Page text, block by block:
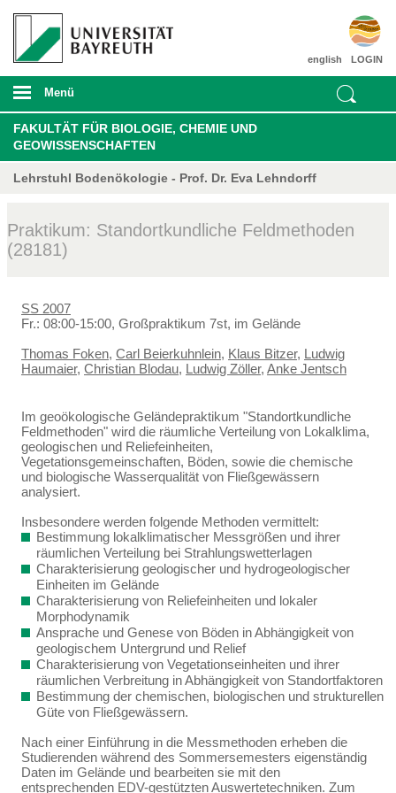
LOGIN
english
Menü
FAKULTÄT FÜR BIOLOGIE, CHEMIE UND
GEOWISSENSCHAFTEN
Lehrstuhl Bodenökologie - Prof. Dr. Eva Lehndorff
Praktikum: Standortkundliche Feldmethoden
(28181)
SS 2007
Fr.: 08:00-15:00, Großpraktikum 7st, im Gelände
Thomas Foken, Carl Beierkuhnlein, Klaus Bitzer, Ludwig
Haumaier, Christian Blodau, Ludwig Zöller, Anke Jentsch
Im geoökologische Geländepraktikum "Standortkundliche
Feldmethoden" wird die räumliche Verteilung von Lokalklima,
geologischen und Reliefeinheiten,
Vegetationsgemeinschaften, Böden, sowie die chemische
und biologische Wasserqualität von Fließgewässern
analysiert.
Insbesondere werden folgende Methoden vermittelt:
Bestimmung lokalklimatischer Messgrößen und ihrer
räumlichen Verteilung bei Strahlungswetterlagen
Charakterisierung geologischer und hydrogeologischer
Einheiten im Gelände
Charakterisierung von Reliefeinheiten und lokaler
Morphodynamik
Ansprache und Genese von Böden in Abhängigkeit von
geologischem Untergrund und Relief
Charakterisierung von Vegetationseinheiten und ihrer
räumlichen Verbreitung in Abhängigkeit von Standortfaktoren
Bestimmung der chemischen, biologischen und strukturellen
Güte von Fließgewässern.
Nach einer Einführung in die Messmethoden erheben die
Studierenden während des Sommersemesters eigenständig
Daten im Gelände und bearbeiten sie mit den
entsprechenden EDV-gestützten Auswertetechniken. Zum